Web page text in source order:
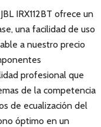
IRX112BT ofrece un
una facilidad de uso
a nuestro precio
profesional que
de la competencia
de ecualización del
óptimo en un